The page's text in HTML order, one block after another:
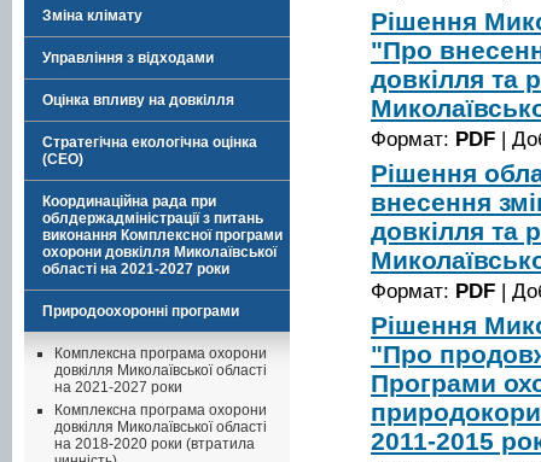
Зміна клімату
Управління з відходами
Оцінка впливу на довкілля
Стратегічна екологічна оцінка
(СЕО)
Координаційна рада при
облдержадміністрації з питань
виконання Комплексної програми
охорони довкілля Миколаївської
області на 2021-2027 роки
Природоохоронні програми
Комплексна програма охорони
довкілля Миколаївської області
на 2021-2027 роки
Комплексна програма охорони
довкілля Миколаївської області
на 2018-2020 роки (втратила
Рішення
"Про
довкілля та
Формат: PDF |
Рішення
внесення
довкілля та
Формат: PDF |
Рішення
"Про
Програми
2011-2015